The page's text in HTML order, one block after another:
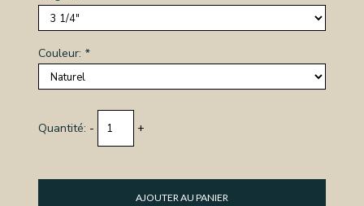
Couleur: *
Quantité: - +
AJOUTER AU PANIER